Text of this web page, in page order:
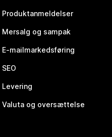
Produktanmeldelser
Mersalg og sampak
E-mailmarkedsføring
SEO
Levering
Valuta og oversættelse